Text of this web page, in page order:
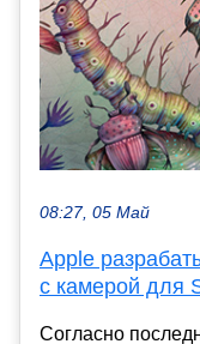
08:27, 05 Май
Apple
с камерой для
Согласно